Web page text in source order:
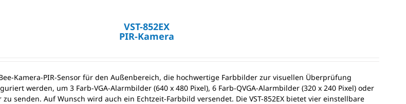
VST-852EX
PIR-Kamera
Kamera-PIR-Sensor für den Außenbereich, die hochwertige Farbbilder zur visuellen Überprüfung
werden, um 3 Farb-VGA-Alarmbilder (640 x 480 Pixel), 6 Farb-QVGA-Alarmbilder (320 x 240 Pixel) oder
zu senden. Auf Wunsch wird auch ein Echtzeit-Farbbild versendet. Die VST-852EX bietet vier einstellbare